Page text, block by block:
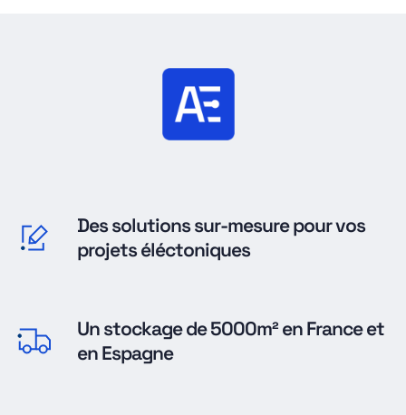
Des solutions sur-mesure pour vos
projets éléctoniques
Un stockage de 5000m² en France et
en Espagne